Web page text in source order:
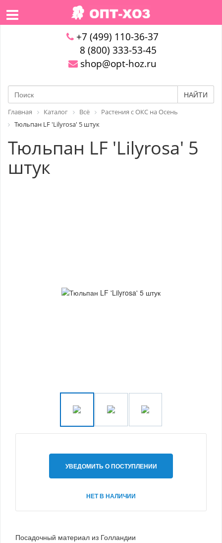
+7 (499) 110-36-37
8 (800) 333-53-45
shop@opt-hoz.ru
НАЙТИ
Главная Каталог Всё
Растения с ОКС на Осень
Тюльпан LF 'Lilyrosa' 5 штук
Тюльпан LF 'Lilyrosa' 5
штук
УВЕДОМИТЬ О ПОСТУПЛЕНИИ
НЕТ В НАЛИЧИИ
Посадочный материал из Голландии